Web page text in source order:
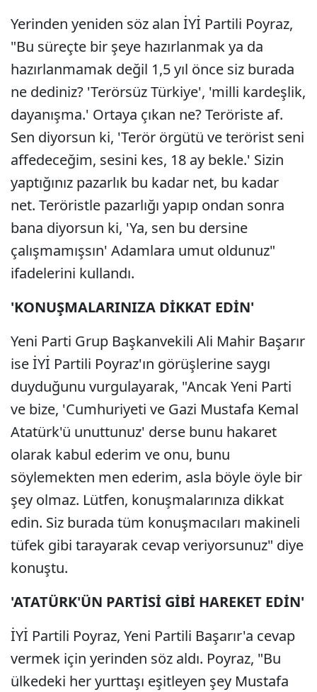
Yerinden yeniden söz alan İYİ Partili Poyraz,
"Bu süreçte bir şeye hazırlanmak ya da
hazırlanmamak değil 1,5 yıl önce siz burada
ne dediniz? 'Terörsüz Türkiye', 'milli kardeşlik,
dayanışma.' Ortaya çıkan ne? Teröriste af.
Sen diyorsun ki, 'Terör örgütü ve terörist seni
affedeceğim, sesini kes, 18 ay bekle.' Sizin
yaptığınız pazarlık bu kadar net, bu kadar
net. Teröristle pazarlığı yapıp ondan sonra
bana diyorsun ki, 'Ya, sen bu dersine
çalışmamışsın' Adamlara umut oldunuz"
ifadelerini kullandı.
'KONUŞMALARINIZA DİKKAT EDİN'
Yeni Parti Grup Başkanvekili Ali Mahir Başarır
ise İYİ Partili Poyraz'ın görüşlerine saygı
duyduğunu vurgulayarak, "Ancak Yeni Parti
ve bize, 'Cumhuriyeti ve Gazi Mustafa Kemal
Atatürk'ü unuttunuz' derse bunu hakaret
olarak kabul ederim ve onu, bunu
söylemekten men ederim, asla böyle öyle bir
şey olmaz. Lütfen, konuşmalarınıza dikkat
edin. Siz burada tüm konuşmacıları makineli
tüfek gibi tarayarak cevap veriyorsunuz" diye
konuştu.
'ATATÜRK'ÜN PARTİSİ GİBİ HAREKET EDİN'
İYİ Partili Poyraz, Yeni Partili Başarır'a cevap
vermek için yerinden söz aldı. Poyraz, "Bu
ülkedeki her yurttaşı eşitleyen şey Mustafa